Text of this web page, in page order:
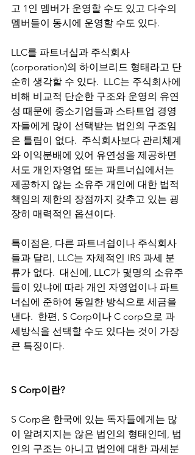
고 1인 멤버가 운영할 수도 있고 다수의
멤버들이 동시에 운영할 수도 있다.
LLC를 파트너십과 주식회사
(corporation)의 하이브리드 형태라고 단
순히 생각할 수 있다.  LLC는 주식회사에
비해 비교적 단순한 구조와 운영의 유연
성 때문에 중소기업들과 스타트업 경영
자들에게 많이 선택받는 법인의 구조임
은 틀림이 없다.  주식회사보다 관리체계
와 이익분배에 있어 유연성을 제공하면
서도 개인자영업 또는 파트너십에서는
제공하지 않는 소유주 개인에 대한 법적
책임의 제한의 장점까지 갖추고 있는 굉
장히 매력적인 옵션이다.
특이점은, 다른 파트너쉽이나 주식회사
들과 달리, LLC는 자체적인 IRS 과세 분
류가 없다.  대신에, LLC가 몇명의 소유주
들이 있냐에 따라 개인 자영업이나 파트
너십에 준하여 동일한 방식으로 세금을
낸다.  한편, S Corp이나 C corp으로 과
세방식을 선택할 수도 있다는 것이 가장
큰 특징이다.
S Corp이란?
S Corp은 한국에 있는 독자들에게는 많
이 알려지지는 않은 법인의 형태인데, 법
인의 구조는 아니고 법인에 대한 과세분